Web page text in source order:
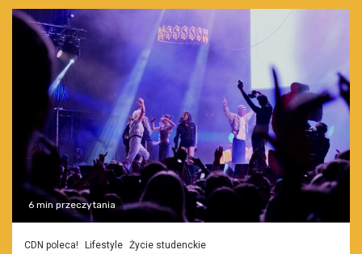
6 min przeczytania
CDN poleca! Lifestyle Życie studenckie